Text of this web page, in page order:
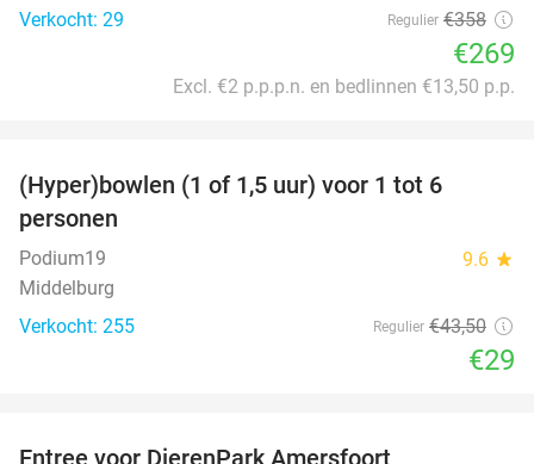
Verkocht: 29
Regulier €358
€269
Excl. €2 p.p.p.n. en bedlinnen €13,50 p.p.
(Hyper)bowlen (1 of 1,5 uur) voor 1 tot 6
personen
Podium19 9.6 star
Middelburg
Verkocht: 255
Regulier €43,50
€29
Entree voor DierenPark Amersfoort